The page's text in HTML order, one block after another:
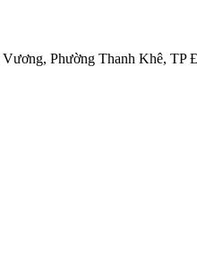
Phường Thanh Khê, TP